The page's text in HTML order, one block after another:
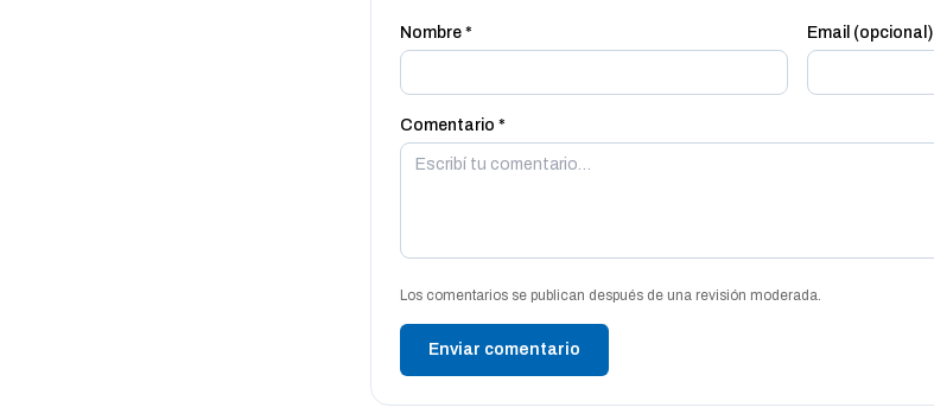
Nombre * Email (opcional)
Comentario *
Los comentarios se publican después de una revisión moderada.
Enviar comentario